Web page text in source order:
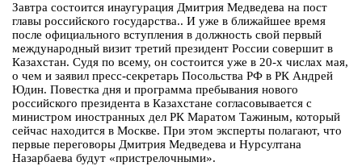
Завтра состоится инаугурация Дмитрия Медведева на пост
главы российского государства.. И уже в ближайшее время
после официального вступления в должность свой первый
международный визит третий президент России совершит в
Казахстан. Судя по всему, он состоится уже в 20-х числах мая,
о чем и заявил пресс-секретарь Посольства РФ в РК Андрей
Юдин. Повестка дня и программа пребывания нового
российского президента в Казахстане согласовывается с
министром иностранных дел РК Маратом Тажиным, который
сейчас находится в Москве. При этом эксперты полагают, что
первые переговоры Дмитрия Медведева и Нурсултана
Назарбаева будут «пристрелочными».